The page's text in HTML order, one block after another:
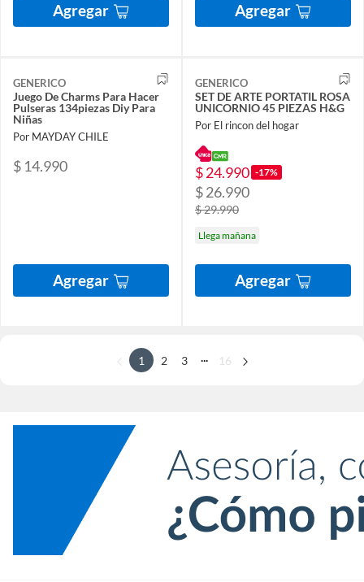
Agregar Agregar
GENERICO
Juego De Charms Para Hacer
Pulseras 134piezas Diy Para
Niñas
Por MAYDAY CHILE
$ 14.990
Agregar
GENERICO
SET DE ARTE PORTATIL ROSA
UNICORNIO 45 PIEZAS H&G
Por El rincon del hogar
$ 24.990 -17%
$ 26.990
$ 29.990
Llega mañana
Agregar
1 2 3 ... 16